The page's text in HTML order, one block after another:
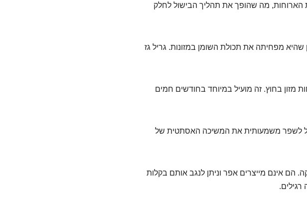
מה שהופך את תהליך הבישול לחלק
שהיא מפחיתה את תכולת השומן במזונות. גריל גז
מזון בחוץ. זה מועיל במיוחד בחודשים חמים
לשפר משמעותית את המשיכה האסתטית של
הם אינם מייצרים אפר וניתן לנגב אותם בקלות